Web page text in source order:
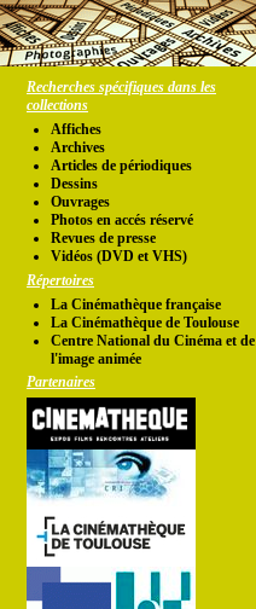
Recherches spécifiques dans les
collections
Affiches
Archives
Articles de périodiques
Dessins
Ouvrages
Photos en accés réservé
Revues de presse
Vidéos (DVD et VHS)
Répertoires
La Cinémathèque française
La Cinémathèque de Toulouse
Centre National du Cinéma et de
l'image animée
Partenaires